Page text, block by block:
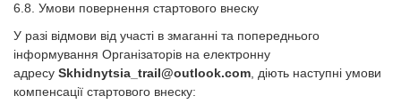
6.8. Умови повернення стартового внеску
У разі відмови від участі в змаганні та попереднього
інформування Організаторів на електронну
адресу Skhidnytsia_trail@outlook.com , діють наступні умови
компенсації стартового внеску: